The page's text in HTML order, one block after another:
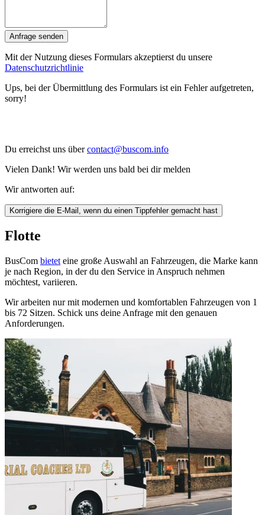
Anfrage senden
Mit der Nutzung dieses Formulars akzeptierst du unsere
Datenschutzrichtlinie
Ups, bei der Übermittlung des Formulars ist ein Fehler aufgetreten,
sorry!
Du erreichst uns übercontact@buscom.info
Vielen Dank! Wir werden uns bald bei dir melden
Wir antworten auf:
Korrigiere die E-Mail, wenn du einen Tippfehler gemacht hast
Flotte
BusCom bietet eine große Auswahl an Fahrzeugen, die Marke kann
je nach Region, in der du den Service in Anspruch nehmen
möchtest, variieren.
Wir arbeiten nur mit modernen und komfortablen Fahrzeugen von 1
bis 72 Sitzen. Schick uns deine Anfrage mit den genauen
Anforderungen.